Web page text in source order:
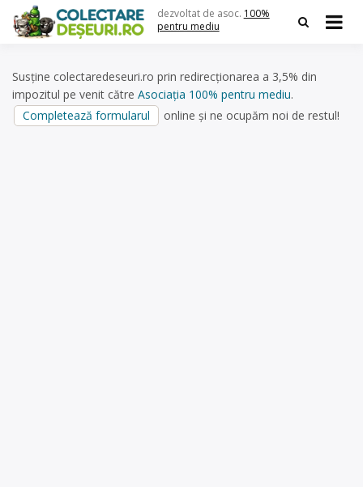
content
dezvoltat de asoc. 100%
pentru mediu
Susține colectaredeseuri.ro prin redirecționarea a 3,5% din
impozitul pe venit către Asociația 100% pentru mediu.
Completează formularul
online și ne ocupăm noi de restul!